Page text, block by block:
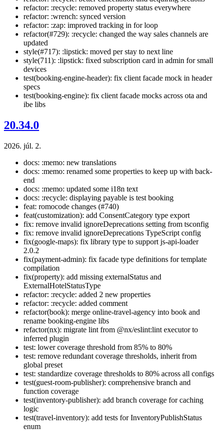
refactor: :recycle: removed property status everywhere
refactor: :wrench: synced version
refactor: :zap: improved tracking in for loop
refactor(#729): :recycle: changed the way sales channels are
updated
style(#717): :lipstick: moved per stay to next line
style(711): :lipstick: fixed subscription card in admin for small
devices
test(booking-engine-header): fix client facade mock in header
specs
test(booking-engine): fix client facade mocks across ota and
ibe libs
20.34.0
2026. júl. 2.
docs: :memo: new translations
docs: :memo: renamed some properties to keep up with back-
end
docs: :memo: updated some i18n text
docs: :recycle: displaying payable is test booking
feat: romocode changes (#740)
feat(customization): add ConsentCategory type export
fix: remove invalid ignoreDeprecations setting from tsconfig
fix: remove invalid ignoreDeprecations TypeScript config
fix(google-maps): fix library type to support js-api-loader
2.0.2
fix(payment-admin): fix facade type definitions for template
compilation
fix(property): add missing externalStatus and
ExternalHotelStatusType
refactor: :recycle: added 2 new properties
refactor: :recycle: added comment
refactor(book): merge online-travel-agency into book and
rename booking-engine libs
refactor(nx): migrate lint from @nx/eslint:lint executor to
inferred plugin
test: lower coverage threshold from 85% to 80%
test: remove redundant coverage thresholds, inherit from
global preset
test: standardize coverage thresholds to 80% across all configs
test(guest-room-publisher): comprehensive branch and
function coverage
test(inventory-publisher): add branch coverage for caching
logic
test(travel-inventory): add tests for InventoryPublishStatus
enum